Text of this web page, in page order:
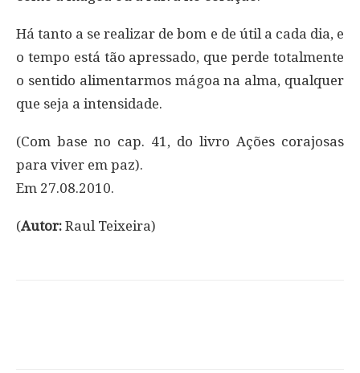
Há tanto a se realizar de bom e de útil a cada dia, e
o tempo está tão apressado, que perde totalmente
o sentido alimentarmos mágoa na alma, qualquer
que seja a intensidade.
(Com base no cap. 41, do livro Ações corajosas
para viver em paz).
Em 27.08.2010.
(Autor: Raul Teixeira)